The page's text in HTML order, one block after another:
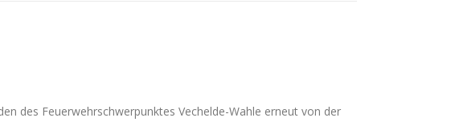
des Feuerwehrschwerpunktes Vechelde-Wahle erneut von der